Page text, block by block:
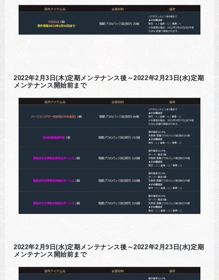
2022年2月3日(木)定期メンテナンス後～2022年2月23日(水)定期
メンテナンス開始前まで
2022年2月9日(水)定期メンテナンス後～2022年2月23日(水)定期
メンテナンス開始前まで